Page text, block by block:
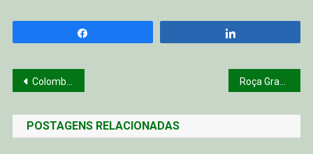
Navegação
de
Post
Colombense vence bem no 50tinhas
POSTAGENS RELACIONADAS